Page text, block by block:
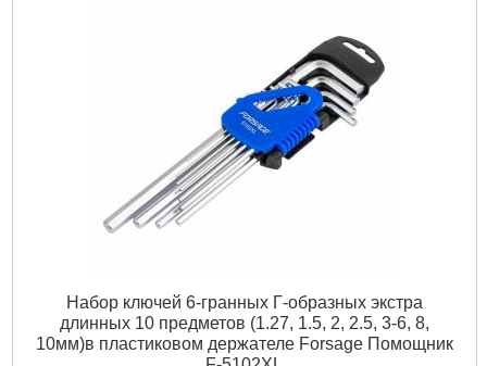
Набор ключей 6-гранных Г-образных экстра
длинных 10 предметов (1.27, 1.5, 2, 2.5, 3-6, 8,
10мм)в пластиковом держателе Forsage Помощник